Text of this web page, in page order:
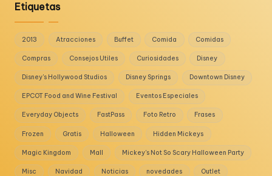
Etiquetas
2013 Atracciones Buffet Comida Comidas
Compras Consejos Utiles Curiosidades Disney
Disney's Hollywood Studios Disney Springs Downtown Disney
EPCOT Food and Wine Festival Eventos Especiales
Everyday Objects FastPass Foto Retro Frases
Frozen Gratis Halloween Hidden Mickeys
Magic Kingdom Mall Mickey's Not So Scary Halloween Party
Misc Navidad Noticias novedades Outlet